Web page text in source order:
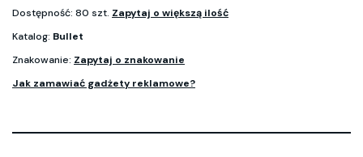
Dostępność: 80 szt. Zapytaj o większą ilość
Katalog: Bullet
Znakowanie: Zapytaj o znakowanie
Jak zamawiać gadżety reklamowe?